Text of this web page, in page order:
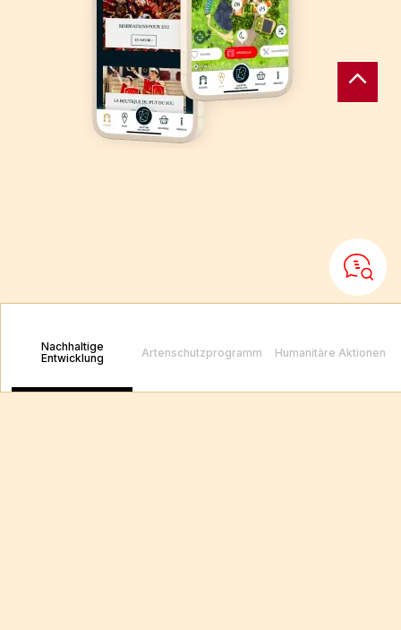
Nachhaltige
Entwicklung
Artenschutzprogramm Humanitäre Aktionen
Download
der Puy du FouApp